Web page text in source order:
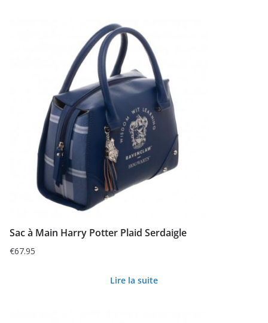
Sac à Main Harry Potter Plaid Serdaigle
€67.95
Lire la suite